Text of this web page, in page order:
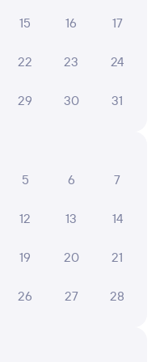
очереди в кассу
вагонов
о поездке или
в поезд
на сайте
15 16 17
22 23 24
29 30 31
5 6 7
12 13 14
19 20 21
26 27 28